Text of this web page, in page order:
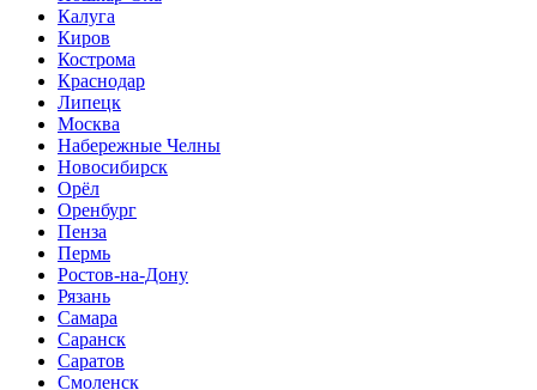
Калуга
Киров
Кострома
Краснодар
Липецк
Москва
Набережные Челны
Новосибирск
Орёл
Оренбург
Пенза
Пермь
Ростов-на-Дону
Рязань
Самара
Саранск
Саратов
Смоленск